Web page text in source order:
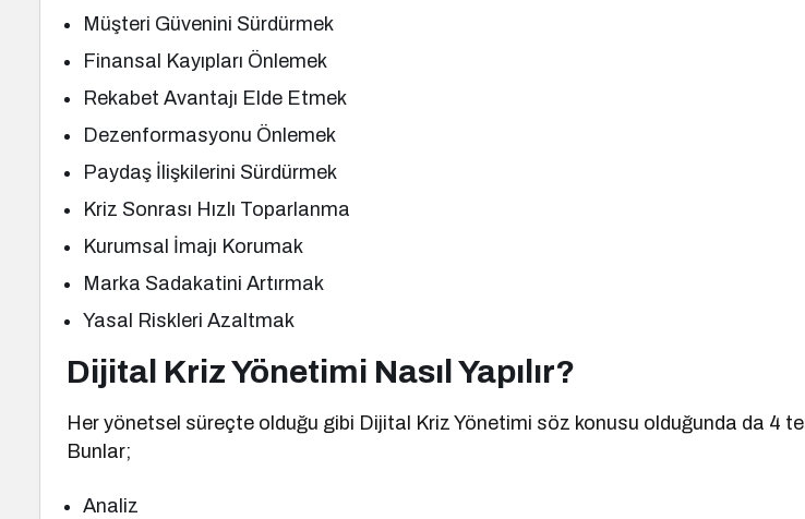
Müşteri Güvenini Sürdürmek
Finansal Kayıpları Önlemek
Rekabet Avantajı Elde Etmek
Dezenformasyonu Önlemek
Paydaş İlişkilerini Sürdürmek
Kriz Sonrası Hızlı Toparlanma
Kurumsal İmajı Korumak
Marka Sadakatini Artırmak
Yasal Riskleri Azaltmak
Dijital Kriz Yönetimi Nasıl Yapılır?
Her yönetsel süreçte olduğu gibi Dijital Kriz Yönetimi söz konusu olduğunda da 4
Bunlar;
Analiz